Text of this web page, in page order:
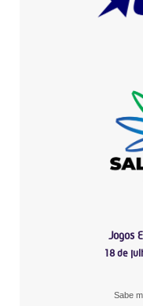
Jogos
18 de
Sabe